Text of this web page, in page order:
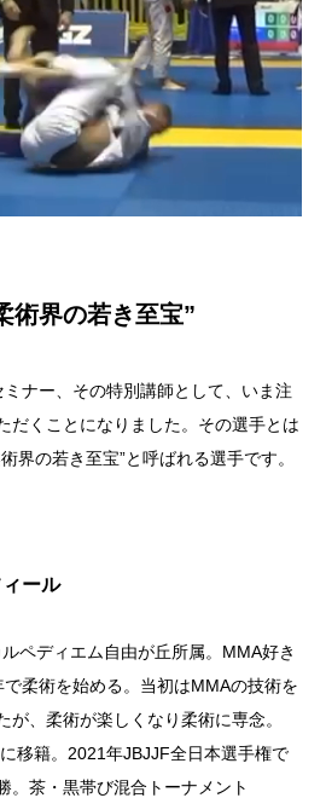
術界の若き至宝”
ナー、その特別講師として、いま注
だくことになりました。その選手とは
界の若き至宝”と呼ばれる選手です。
ール
ペディエム自由が丘所属。MMA好き
柔術を始める。当初はMMAの技術を
が、柔術が楽しくなり柔術に専念。
移籍。2021年JBJJF全日本選手権で
。茶・黒帯び混合トーナメント